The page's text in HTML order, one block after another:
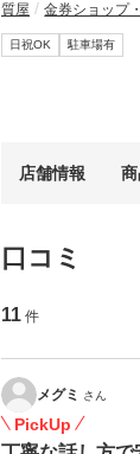
質屋 金券ショップ
日祝OK 駐車場有
店舗情報
口コミ
11 件
メグミ さん
PickUp